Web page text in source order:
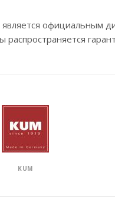
официальным
распространяется
KUM